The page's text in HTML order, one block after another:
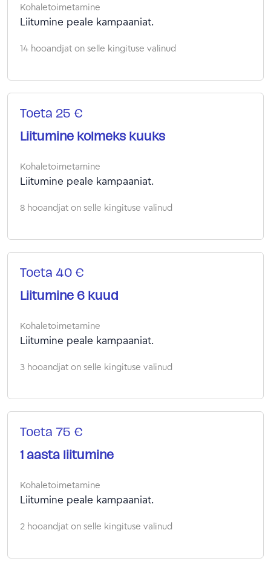
Kohaletoimetamine
Liitumine peale kampaaniat.
14 hooandjat on selle kingituse valinud
Toeta 25 €
Liitumine kolmeks kuuks
Kohaletoimetamine
Liitumine peale kampaaniat.
8 hooandjat on selle kingituse valinud
Toeta 40 €
Liitumine 6 kuud
Kohaletoimetamine
Liitumine peale kampaaniat.
3 hooandjat on selle kingituse valinud
Toeta 75 €
1 aasta liitumine
Kohaletoimetamine
Liitumine peale kampaaniat.
2 hooandjat on selle kingituse valinud